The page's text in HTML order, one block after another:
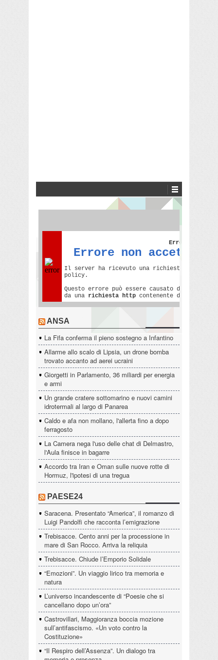
ANSA
La Fifa conferma il pieno sostegno a Infantino
Allarme allo scalo di Lipsia, un drone bomba
trovato accanto ad aerei ucraini
Giorgetti in Parlamento, 36 miliardi per energia
e armi
Un grande cratere sottomarino e nuovi camini
idrotermali al largo di Panarea
Caldo e afa non mollano, l'allerta fino a dopo
ferragosto
La Camera nega l'uso delle chat di Delmastro,
l'Aula finisce in bagarre
Accordo tra Iran e Oman sulle nuove rotte di
Hormuz, l'ipotesi di una tregua
PAESE24
Saracena. Presentato “America”, il romanzo di
Luigi Pandolfi che racconta l’emigrazione
Trebisacce. Cento anni per la processione in
mare di San Rocco. Arriva la reliquia
Trebisacce. Chiude l’Emporio Solidale
“Emozioni”. Un viaggio lirico tra memoria e
natura
L’universo incandescente di “Poesie che si
cancellano dopo un’ora”
Castrovillari, Maggioranza boccia mozione
sull’antifascismo. «Un voto contro la
Costituzione»
“Il Respiro dell’Assenza”. Un dialogo tra